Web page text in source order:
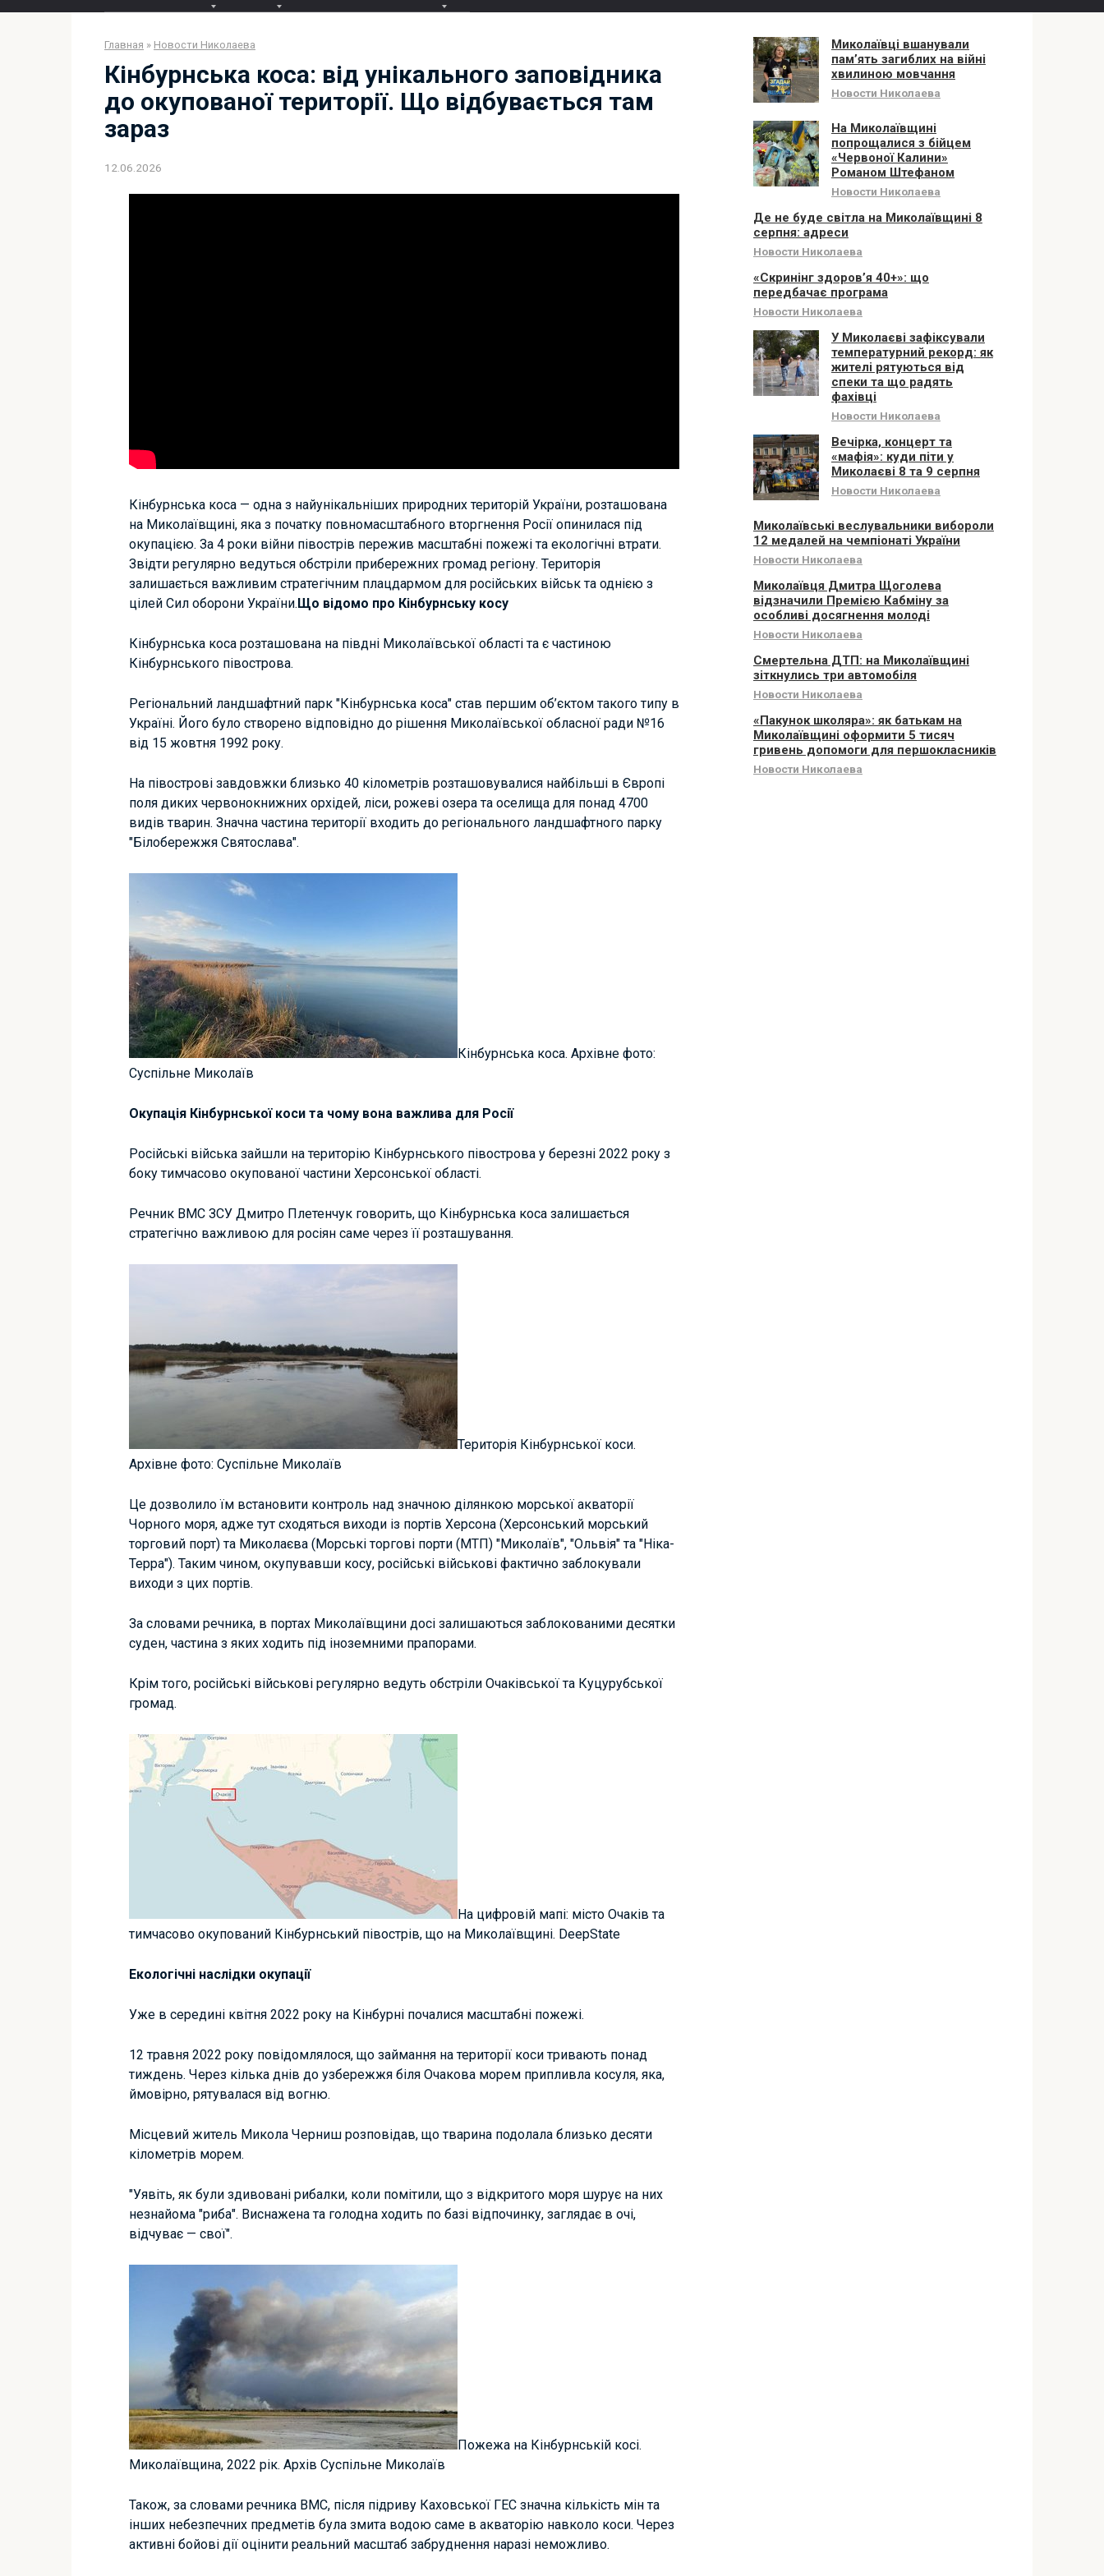
Главная » Новости Николаева
Кінбурнська коса: від унікального заповідника
до окупованої території. Що відбувається там
зараз
12.06.2026
Кінбурнська коса — одна з найунікальніших природних територій України, розташована
на Миколаївщині, яка з початку повномасштабного вторгнення Росії опинилася під
окупацією. За 4 роки війни півострів пережив масштабні пожежі та екологічні втрати.
Звідти регулярно ведуться обстріли прибережних громад регіону. Територія
залишається важливим стратегічним плацдармом для російських військ та однією з
цілей Сил оборони України.Що відомо про Кінбурнську косу
Кінбурнська коса розташована на півдні Миколаївської області та є частиною
Кінбурнського півострова.
Регіональний ландшафтний парк "Кінбурнська коса" став першим об’єктом такого типу в
Україні. Його було створено відповідно до рішення Миколаївської обласної ради №16
від 15 жовтня 1992 року.
На півострові завдовжки близько 40 кілометрів розташовувалися найбільші в Європі
поля диких червонокнижних орхідей, ліси, рожеві озера та оселища для понад 4700
видів тварин. Значна частина території входить до регіонального ландшафтного парку
"Білобережжя Святослава".
Кінбурнська коса. Архівне фото:
Суспільне Миколаїв
Окупація Кінбурнської коси та чому вона важлива для Росії
Російські війська зайшли на територію Кінбурнського півострова у березні 2022 року з
боку тимчасово окупованої частини Херсонської області.
Речник ВМС ЗСУ Дмитро Плетенчук говорить, що Кінбурнська коса залишається
стратегічно важливою для росіян саме через її розташування.
Територія Кінбурнської коси.
Архівне фото: Суспільне Миколаїв
Це дозволило їм встановити контроль над значною ділянкою морської акваторії
Чорного моря, адже тут сходяться виходи із портів Херсона (Херсонський морський
торговий порт) та Миколаєва (Морські торгові порти (МТП) "Миколаїв", "Ольвія" та "Ніка-
Терра"). Таким чином, окупувавши косу, російські військові фактично заблокували
виходи з цих портів.
За словами речника, в портах Миколаївщини досі залишаються заблокованими десятки
суден, частина з яких ходить під іноземними прапорами.
Крім того, російські військові регулярно ведуть обстріли Очаківської та Куцурубської
громад.
На цифровій мапі: місто Очаків та
тимчасово окупований Кінбурнський півострів, що на Миколаївщині. DeepState
Екологічні наслідки окупації
Уже в середині квітня 2022 року на Кінбурні почалися масштабні пожежі.
12 травня 2022 року повідомлялося, що займання на території коси тривають понад
тиждень. Через кілька днів до узбережжя біля Очакова морем припливла косуля, яка,
ймовірно, рятувалася від вогню.
Місцевий житель Микола Черниш розповідав, що тварина подолала близько десяти
кілометрів морем.
"Уявіть, як були здивовані рибалки, коли помітили, що з відкритого моря шурує на них
незнайома "риба". Виснажена та голодна ходить по базі відпочинку, заглядає в очі,
відчуває — свої".
Пожежа на Кінбурнській косі.
Миколаївщина, 2022 рік. Архів Суспільне Миколаїв
Також, за словами речника ВМС, після підриву Каховської ГЕС значна кількість мін та
інших небезпечних предметів була змита водою саме в акваторію навколо коси. Через
активні бойові дії оцінити реальний масштаб забруднення наразі неможливо.
Миколаївці вшанували
памʼять загиблих на війні
хвилиною мовчання
Новости Николаева
На Миколаївщині
попрощалися з бійцем
«Червоної Калини»
Романом Штефаном
Новости Николаева
Де не буде світла на Миколаївщині 8
серпня: адреси
Новости Николаева
«Скринінг здоров’я 40+»: що
передбачає програма
Новости Николаева
У Миколаєві зафіксували
температурний рекорд: як
жителі рятуються від
спеки та що радять
фахівці
Новости Николаева
Вечірка, концерт та
«мафія»: куди піти у
Миколаєві 8 та 9 серпня
Новости Николаева
Миколаївські веслувальники вибороли
12 медалей на чемпіонаті України
Новости Николаева
Миколаївця Дмитра Щоголева
відзначили Премією Кабміну за
особливі досягнення молоді
Новости Николаева
Смертельна ДТП: на Миколаївщині
зіткнулись три автомобіля
Новости Николаева
«Пакунок школяра»: як батькам на
Миколаївщині оформити 5 тисяч
гривень допомоги для першокласників
Новости Николаева